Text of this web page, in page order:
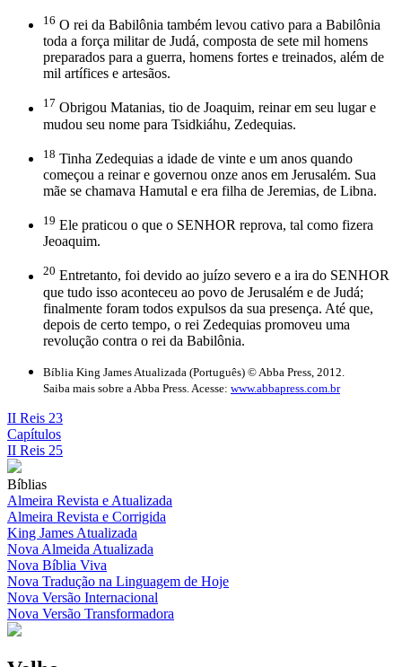
16 O rei da Babilônia também levou cativo para a Babilônia
toda a força militar de Judá, composta de sete mil homens
preparados para a guerra, homens fortes e treinados, além de
mil artífices e artesãos.
17 Obrigou Matanias, tio de Joaquim, reinar em seu lugar e
mudou seu nome para Tsidkiáhu, Zedequias.
18 Tinha Zedequias a idade de vinte e um anos quando
começou a reinar e governou onze anos em Jerusalém. Sua
mãe se chamava Hamutal e era filha de Jeremias, de Libna.
19 Ele praticou o que o SENHOR reprova, tal como fizera
Jeoaquim.
20 Entretanto, foi devido ao juízo severo e a ira do SENHOR
que tudo isso aconteceu ao povo de Jerusalém e de Judá;
finalmente foram todos expulsos da sua presença. Até que,
depois de certo tempo, o rei Zedequias promoveu uma
revolução contra o rei da Babilônia.
Bíblia King James Atualizada (Português) © Abba Press, 2012.
Saiba mais sobre a Abba Press. Acesse: www.abbapress.com.br
II Reis 23
Capítulos
II Reis 25
Bíblias
Almeira Revista e Atualizada
Almeira Revista e Corrigida
King James Atualizada
Nova Almeida Atualizada
Nova Bíblia Viva
Nova Tradução na Linguagem de Hoje
Nova Versão Internacional
Nova Versão Transformadora